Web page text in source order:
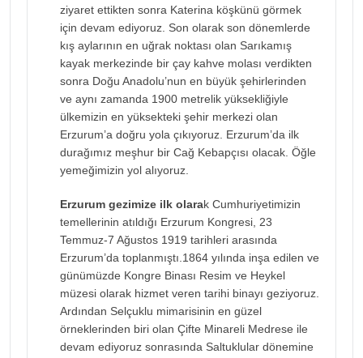
ziyaret ettikten sonra Katerina köşkünü görmek
için devam ediyoruz. Son olarak son dönemlerde
kış aylarının en uğrak noktası olan Sarıkamış
kayak merkezinde bir çay kahve molası verdikten
sonra Doğu Anadolu’nun en büyük şehirlerinden
ve aynı zamanda 1900 metrelik yüksekliğiyle
ülkemizin en yüksekteki şehir merkezi olan
Erzurum’a doğru yola çıkıyoruz. Erzurum’da ilk
durağımız meşhur bir Cağ Kebapçısı olacak. Öğle
yemeğimizin yol alıyoruz.
Erzurum gezimize ilk olarak Cumhuriyetimizin
temellerinin atıldığı Erzurum Kongresi, 23
Temmuz-7 Ağustos 1919 tarihleri arasında
Erzurum’da toplanmıştı.1864 yılında inşa edilen ve
günümüzde Kongre Binası Resim ve Heykel
müzesi olarak hizmet veren tarihi binayı geziyoruz.
Ardından Selçuklu mimarisinin en güzel
örneklerinden biri olan Çifte Minareli Medrese ile
devam ediyoruz sonrasında Saltuklular dönemine